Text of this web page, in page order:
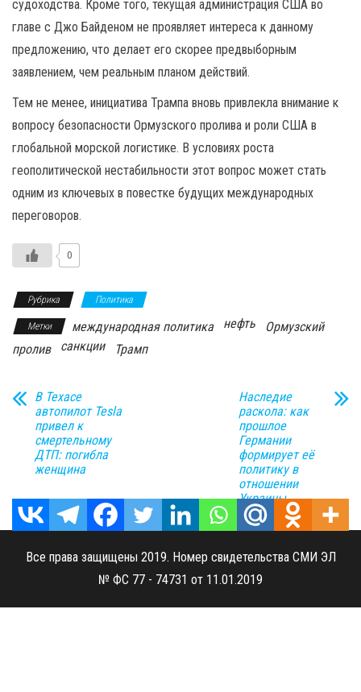
судоходства. Кроме того, текущая администрация США во
главе с Джо Байденом не проявляет интереса к данному
предложению, что делает его скорее предвыборным
заявлением, чем реальным планом действий.
Тем не менее, инициатива Трампа вновь привлекла внимание к
вопросу безопасности Ормузского пролива и роли США в
глобальной морской логистике. В условиях роста
геополитической нестабильности этот вопрос может стать
одним из ключевых в повестке будущих международных
переговоров.
0
Рубрика Политика
Метки международная политика нефть
Ормузский
пролив
санкции Трамп
В Техасе
автопилот Tesla
привел к
смертельному
ДТП: погибла
женщина
Наследие
раскола: как
прошлое
Германии
формирует её
политику в
отношении
Украины
Все права защищены 2019. Номер свидетельства СМИ ЭЛ
№ ФС 77 - 74731 от 11.01.2019